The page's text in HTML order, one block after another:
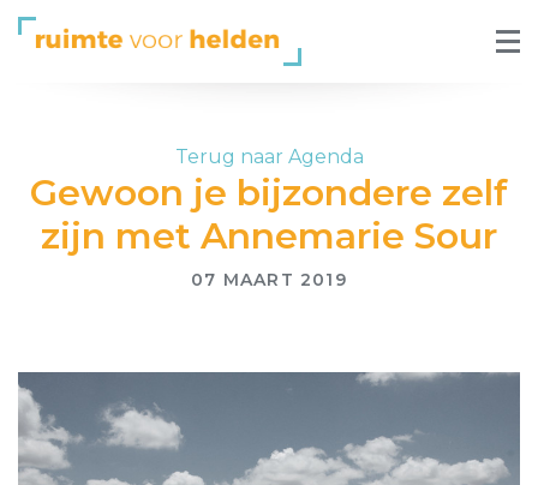
Terug naar Agenda
Gewoon je bijzondere zelf
zijn met Annemarie Sour
07 MAART 2019